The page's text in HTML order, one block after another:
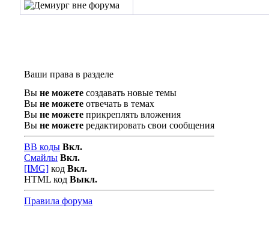
Ваши права в разделе
Вы не можете создавать новые темы
Вы не можете отвечать в темах
Вы не можете прикреплять вложения
Вы не можете редактировать свои сообщения
BB коды Вкл.
Смайлы Вкл.
[IMG] код Вкл.
HTML код Выкл.
Правила форума